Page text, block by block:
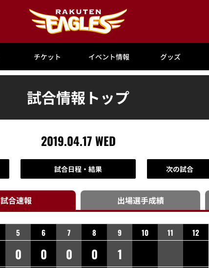
チケット イベント情報 グッズ
試合情報トップ
2019.04.17 WED
試合日程・結果 次の試合
試合速報 出場選手成績
5 6 7 8 9 10 11 12
0 0 0 0
1